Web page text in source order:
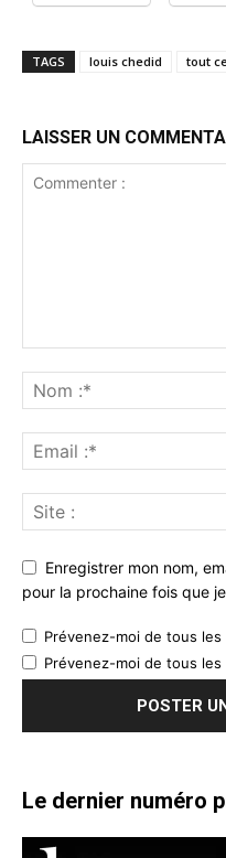
TAGS louis chedid tout
LAISSER UN
Enregistrer mon nom,
pour la prochaine fois que
Prévenez-moi de tous
Prévenez-moi de tous
Le dernier numéro